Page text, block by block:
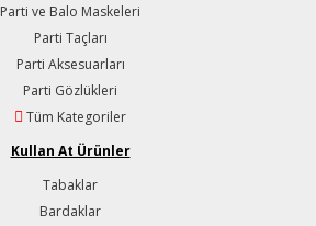
Parti ve Balo Maskeleri
Parti Taçları
Parti Aksesuarları
Parti Gözlükleri
Tüm Kategoriler
Kullan At Ürünler
Tabaklar
Bardaklar